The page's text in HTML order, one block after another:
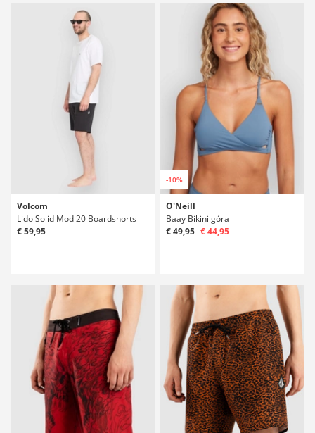
Volcom
Lido Solid Mod 20 Boardshorts
€ 59,95
-10%
O'Neill
Baay Bikini góra
€ 49,95 € 44,95